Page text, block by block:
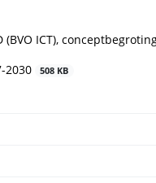
ICT),
2030 508 KB